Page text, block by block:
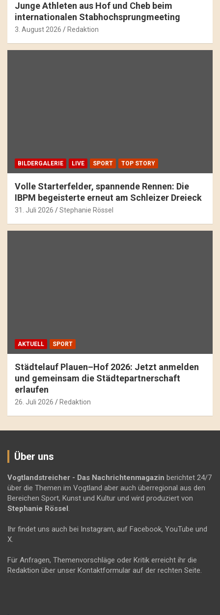
Junge Athleten aus Hof und Cheb beim
internationalen Stabhochsprungmeeting
3. August 2026 Redaktion
BILDERGALERIE LIVE SPORT TOP STORY
Volle Starterfelder, spannende Rennen: Die
IBPM begeisterte erneut am Schleizer Dreieck
31. Juli 2026 Stephanie Rössel
AKTUELL SPORT
Städtelauf Plauen–Hof 2026: Jetzt anmelden
und gemeinsam die Städtepartnerschaft
erlaufen
26. Juli 2026 Redaktion
Über uns
Vogtlandstreicher - Das Nachrichtenmagazin berichtet 24/7
über die Themen im Vogtland aber auch überregional aus den
Bereichen Sport, Kunst und Kultur und wird produziert von
Stephanie Rössel.
Ihr findet uns auch bei Instagram, auf Facebook, YouTube und
X.
Für Anfragen, Themenvorschläge oder Kritik erreicht ihr die
Redaktion über unser Kontaktformular auf der rechten Seite.